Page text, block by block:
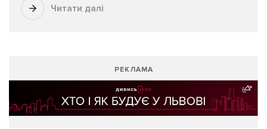
приблизно третину потреб українських військових.
Читати далі
РЕКЛАМА